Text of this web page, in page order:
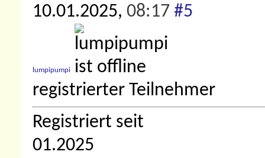
10.01.2025, 08:17 #5
lumpipumpi
registrierter Teilnehmer
Registriert seit
01.2025